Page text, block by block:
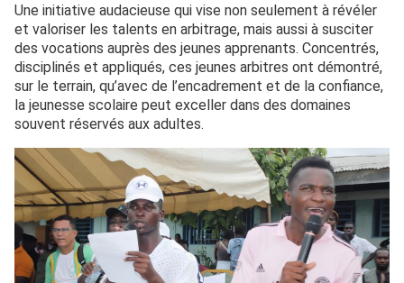
Une initiative audacieuse qui vise non seulement à révéler
et valoriser les talents en arbitrage, mais aussi à susciter
des vocations auprès des jeunes apprenants. Concentrés,
disciplinés et appliqués, ces jeunes arbitres ont démontré,
sur le terrain, qu’avec de l’encadrement et de la confiance,
la jeunesse scolaire peut exceller dans des domaines
souvent réservés aux adultes.